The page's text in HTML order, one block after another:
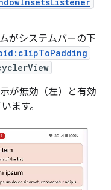
がシステムバーの下
が無効（左）と有効
ます。